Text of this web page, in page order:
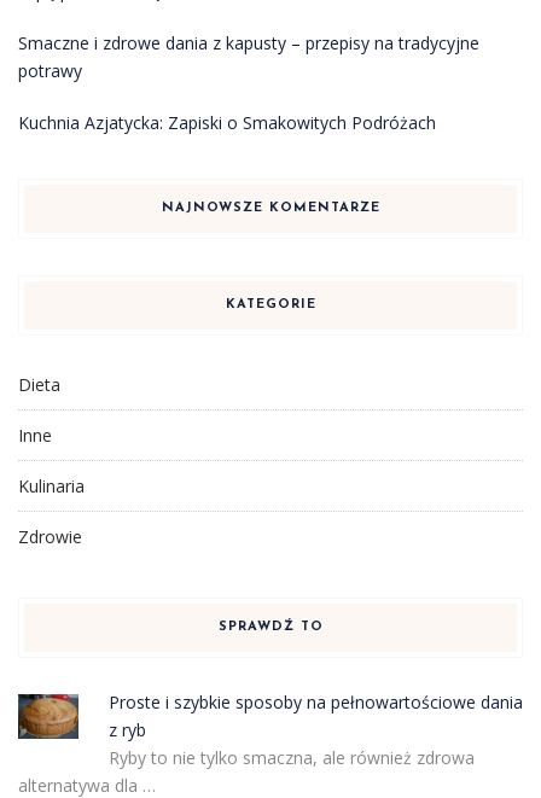
Smaczne i zdrowe dania z kapusty – przepisy na tradycyjne
potrawy
Kuchnia Azjatycka: Zapiski o Smakowitych Podróżach
NAJNOWSZE KOMENTARZE
KATEGORIE
Dieta
Inne
Kulinaria
Zdrowie
SPRAWDŹ TO
Proste i szybkie sposoby na pełnowartościowe dania
z ryb
Ryby to nie tylko smaczna, ale również zdrowa
alternatywa dla …